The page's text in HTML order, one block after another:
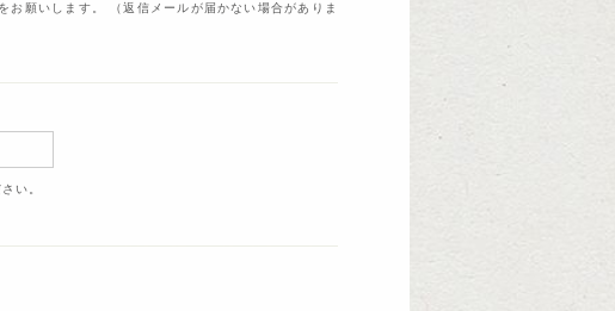
願いします。 （返信メールが届かない場合がありま
い。